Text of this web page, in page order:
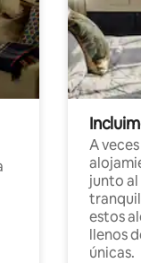
A
junto
estos
llenos
únicas.